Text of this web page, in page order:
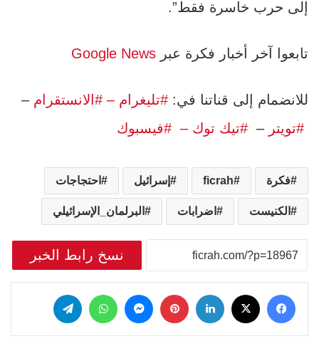
إلى حرب خاسرة فقط”.
تابعوا آخر أخبار فكرة عبر Google News
للانضمام إلى قناتنا في: #تليغرام– #الانستقرام –
#تويتر – #تيك توك – #فيسبوك
فكرة ficrah إسرائيل احتجاجات
الكنيست اضرابات البرلمان_الإسرائيلي
نسخ رابط الخبر
فيسبوك لينكدإن بينتيريست
ماسنجر واتساب